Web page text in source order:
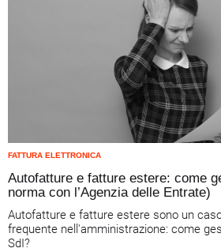
FATTURA ELETTRONICA
Autofatture e fatture estere: come
norma con l’Agenzia delle Entrate)
Autofatture e fatture estere sono un
frequente nell'amministrazione: come
SdI?